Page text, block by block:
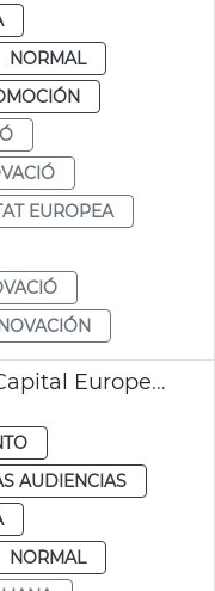
NORMAL
EUROPEA
Càpsula del temps VLC Capital Europea Innovació
AUDIENCIAS
NORMAL